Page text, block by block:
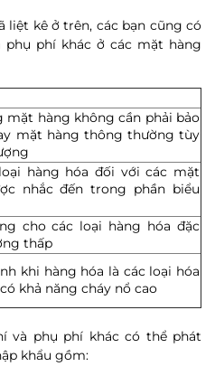
liệt kê ở trên, các bạn cũng có
phí khác ở các mặt hàng
mặt hàng không cần phải bảo
mặt hàng thông thường tùy
hàng hóa đối với các mặt
nhắc đến trong phần biểu
cho các loại hàng hóa đặc
thấp
khi hàng hóa là các loại hóa
khả năng cháy nổ cao
và phụ phí khác có thể phát
khẩu gồm: